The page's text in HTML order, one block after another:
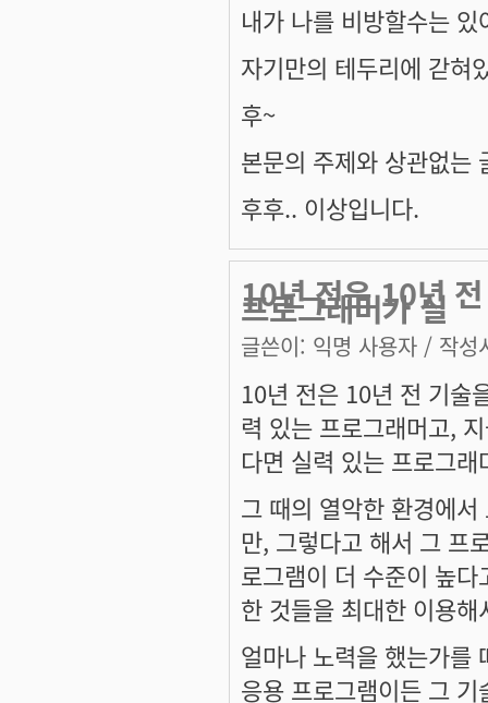
내가 나를 비방할수는
자기만의 테두리에 갇혀
후~
본문의 주제와 상관없는
후후.. 이상입니다.
10년 전은 10년
프로그래머가 실
글쓴이: 익명 사용자 / 작성
10년 전은 10년 전 기술
력 있는 프로그래머고,
다면 실력 있는 프로그
그 때의 열악한 환경에
만, 그렇다고 해서 그 프
로그램이 더 수준이 높
한 것들을 최대한 이용
얼마나 노력을 했는가를
응용 프로그램이든 그